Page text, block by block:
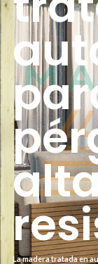
La madera tratada en